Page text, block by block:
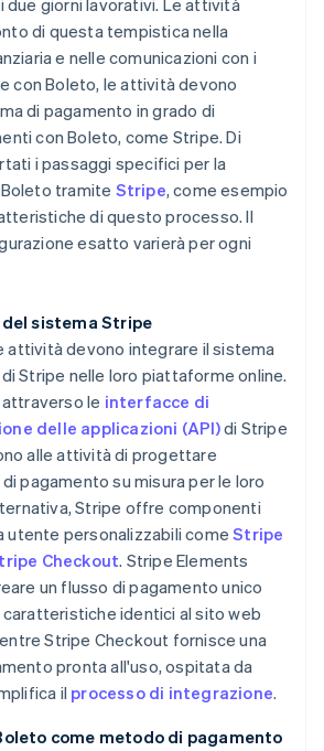
due giorni lavorativi. Le attività
di questa tempistica nella
e nelle comunicazioni con i
con Boleto, le attività devono
di pagamento in grado di
con Boleto, come Stripe. Di
i passaggi specifici per la
tramite Stripe, come esempio
di questo processo. Il
esatto varierà per ogni
sistema Stripe
attività devono integrare il sistema
Stripe nelle loro piattaforme online.
le interfacce di
delle applicazioni (API)di Stripe
alle attività di progettare
pagamento su misura per le loro
Stripe offre componenti
utente personalizzabili comeStripe
Checkout. Stripe Elements
un flusso di pagamento unico
identici al sito web
Stripe Checkout fornisce una
pronta all'uso, ospitata da
il processo di integrazione.
come metodo di pagamento